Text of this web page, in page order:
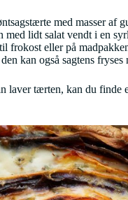
med masser af
med lidt salat vendt i en
frokost eller på
kan også sagtens fryses
laver tærten, kan du finde